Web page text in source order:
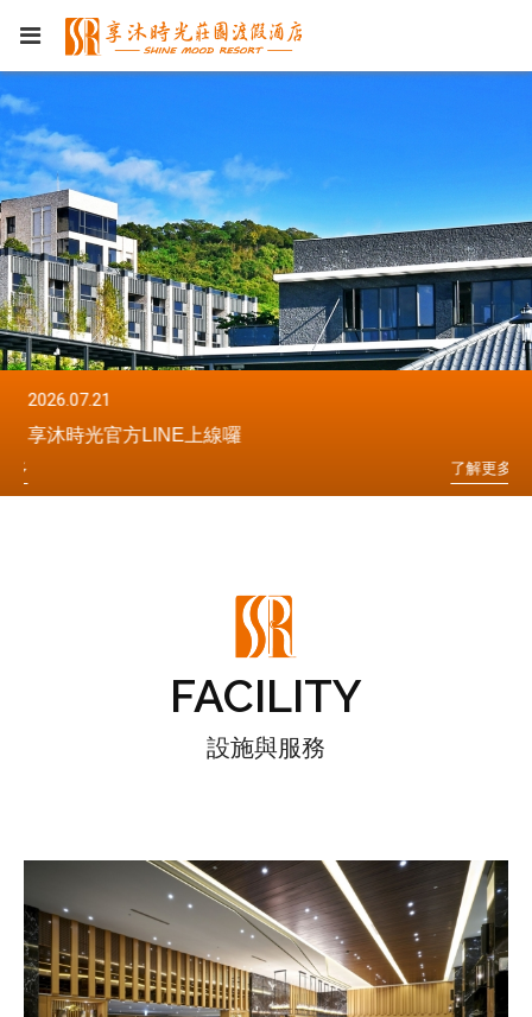
2026.07.21
享沐時光官方LINE上線囉
了解更多
FACILITY
設施與服務